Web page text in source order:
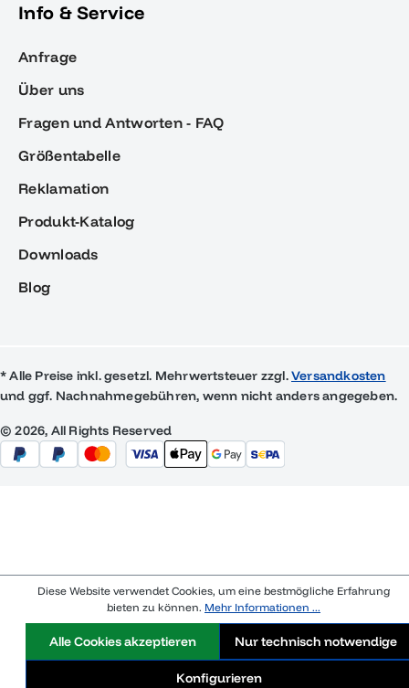
Info & Service
Anfrage
Über uns
Fragen und Antworten - FAQ
Größentabelle
Reklamation
Produkt-Katalog
Downloads
Blog
* Alle Preise inkl. gesetzl. Mehrwertsteuer zzgl.Versandkosten
und ggf. Nachnahmegebühren, wenn nicht anders angegeben.
© 2026, All Rights Reserved
Diese Website verwendet Cookies, um eine bestmögliche Erfahrung
bieten zu können. Mehr Informationen ...
Nur technisch notwendige
Konfigurieren
Alle Cookies akzeptieren